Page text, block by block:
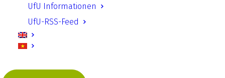
UfU Informationen
UfU-RSS-Feed
untersuchte, inwieweit Schulen aktiv zur
Klimaanpassung beitragen können.
Die enorme und oftmals unterschätzte